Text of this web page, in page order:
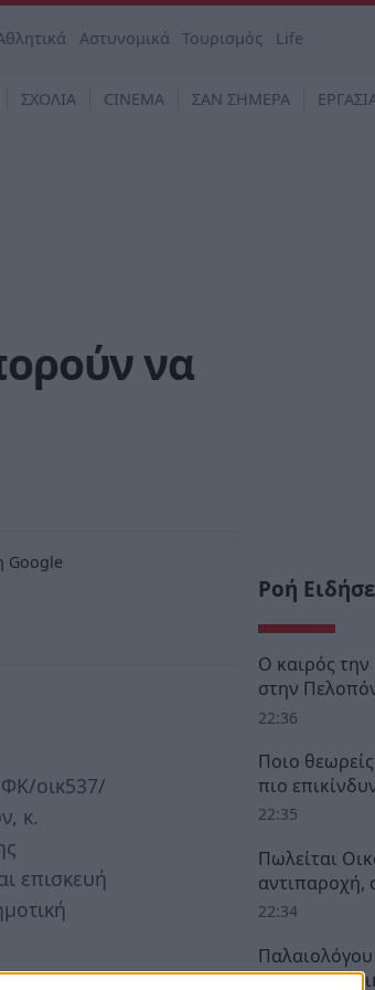
Αστυνομικά Τουρισμός Life
ΣΧΟΛΙΑ CINEMA ΣΑΝ ΣΗΜΕΡΑ
να
Google
οικ537/
κ.
επισκευή
Ροή
Ο καιρός
στην
22:36
Ποιο
πιο
22:35
Πωλείται
αντιπαροχή,
22:34
άλλαξε την